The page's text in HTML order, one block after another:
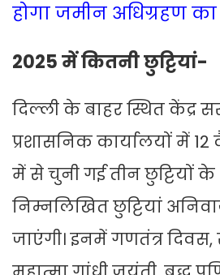
होगा जमीन अधिग्रहण
2025 में कितनी छुट्टियां-
दिल्ली के बाहर स्थित केंद्र
प्रशासनिक कार्यालयों में
में से चुनी गई तीन छुट्टियों
निम्नलिखित छुट्टियां
जाएंगी। इनमें गणतंत्र दिवस,